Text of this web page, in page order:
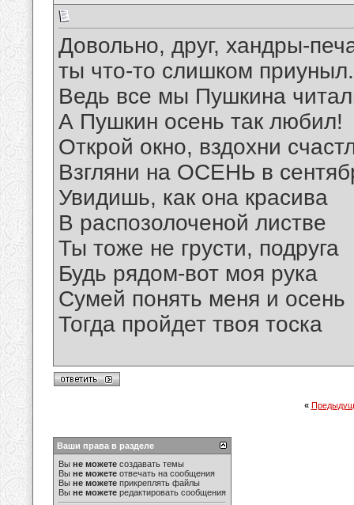
Довольно, друг, хандры-
ты что-то слишком приуныл.
Ведь все мы Пушкина
А Пушкин осень так любил!
Открой окно, вздохни
Взгляни на ОСЕНЬ в
Увидишь, как она красива
В распозолоченой листве
Ты тоже не грусти, подруга
Будь рядом-вот моя рука
Сумей понять меня и осень
Тогда пройдет твоя тоска
«
Ваши права в разделе
Вы не можете создавать темы
Вы не можете отвечать на сообщения
Вы не можете прикреплять файлы
Вы не можете редактировать сообщения